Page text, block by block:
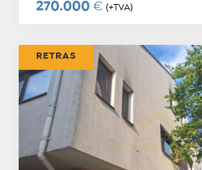
270.000 € (+TVA)
RETRAS